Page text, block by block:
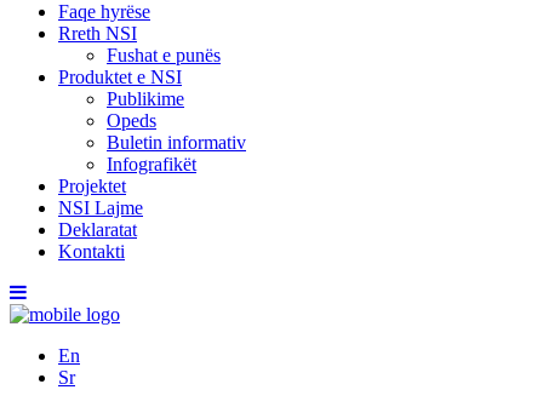
Faqe hyrëse
Rreth NSI
Fushat e punës
Produktet e NSI
Publikime
Opeds
Buletin informativ
Infografikët
Projektet
NSI Lajme
Deklaratat
Kontakti
En
Sr